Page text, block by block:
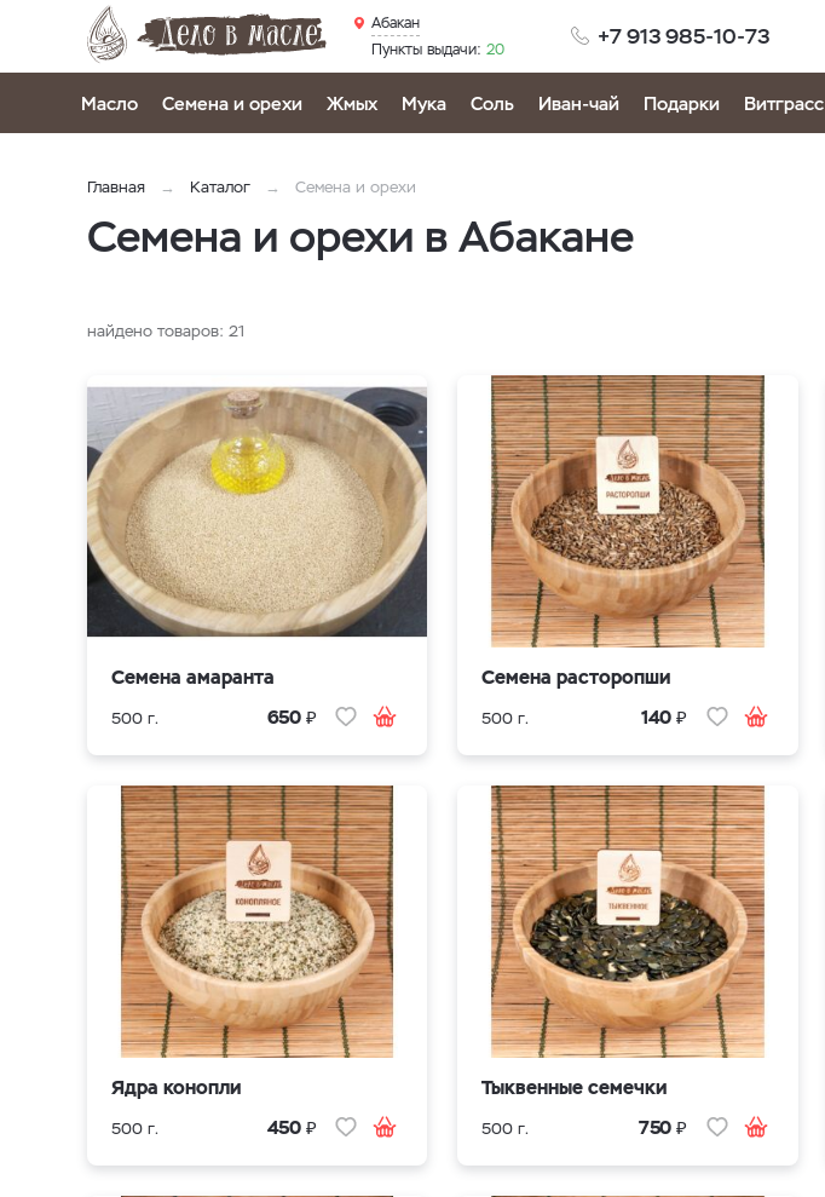
+7 913 985-10-73
Абакан
Пункты выдачи: 20
Масло Семена и орехи Жмых Мука Соль Иван-чай Подарки Витграсс
Главная Каталог Семена и орехи
Семена и орехи в Абакане
найдено товаров: 21
Семена амаранта
500 г. 650 ₽
Семена расторопши
500 г. 140 ₽
Ядра конопли
500 г. 450 ₽
Тыквенные семечки
500 г. 750 ₽